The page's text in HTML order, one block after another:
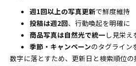
週1回以上の写真更新で鮮度維持
投稿は週2回、行動喚起を明確に
商品写真は自然光で統一 し見栄え
季節・キャンペーンのタグライン
数字に落とすため、更新日と検索順位